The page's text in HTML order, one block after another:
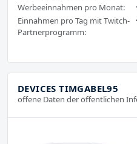
Werbeeinnahmen pro Monat:
Einnahmen pro Tag mit Twitch-
Partnerprogramm:
DEVICES TIMGABEL95
offene Daten der öffentlichen